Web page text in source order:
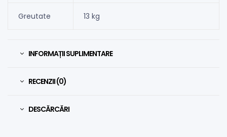
Greutate 13 kg
INFORMAȚII SUPLIMENTARE
RECENZII (0)
DESCĂRCĂRI